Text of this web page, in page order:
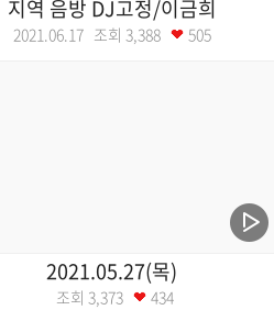
지역 음방 DJ고정/이금희
2021.06.17 조회 3,388 505
2021.05.27(목)
조회 3,373 434